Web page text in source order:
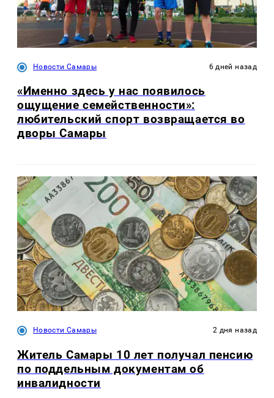
Новости Самары 6 дней назад
«Именно здесь у нас появилось
ощущение семейственности»:
любительский спорт возвращается во
дворы Самары
Новости Самары 2 дня назад
Житель Самары 10 лет получал пенсию
по поддельным документам об
инвалидности